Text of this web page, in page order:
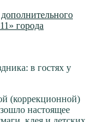
города
в гостях у
(коррекционной)
настоящее